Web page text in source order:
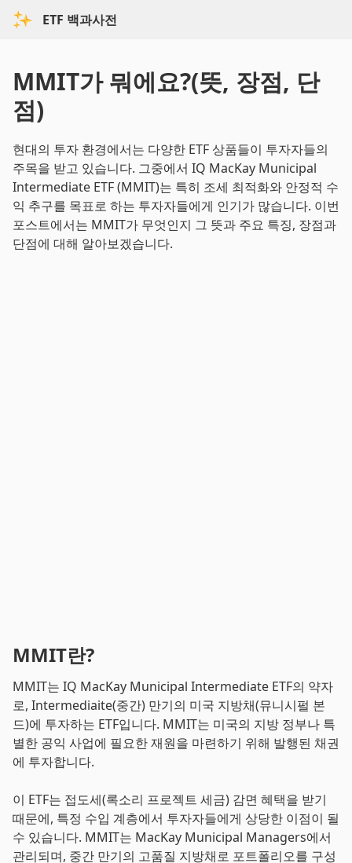
ETF 백과사전
MMIT가 뭐에요?(뜻, 장점, 단
점)
현대의 투자 환경에서는 다양한 ETF 상품들이 투자자들의
주목을 받고 있습니다. 그중에서 IQ MacKay Municipal
Intermediate ETF (MMIT)는 특히 조세 최적화와 안정적 수
익 추구를 목표로 하는 투자자들에게 인기가 많습니다. 이번
포스트에서는 MMIT가 무엇인지 그 뜻과 주요 특징, 장점과
단점에 대해 알아보겠습니다.
MMIT란?
MMIT는 IQ MacKay Municipal Intermediate ETF의 약자
로, Intermediaite(중간) 만기의 미국 지방채(뮤니시펄 본
드)에 투자하는 ETF입니다. MMIT는 미국의 지방 정부나 특
별한 공익 사업에 필요한 재원을 마련하기 위해 발행된 채권
에 투자합니다.
이 ETF는 접도세(록소리 프로젝트 세금) 감면 혜택을 받기
때문에, 특정 수입 계층에서 투자자들에게 상당한 이점이 될
수 있습니다. MMIT는 MacKay Municipal Managers에서
관리되며, 중간 만기의 고품질 지방채로 포트폴리오를 구성